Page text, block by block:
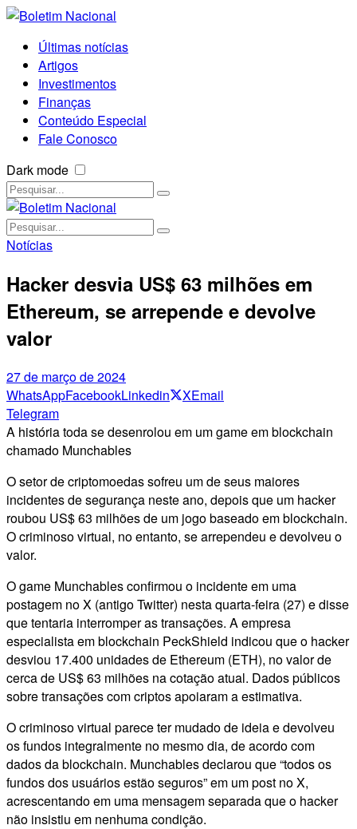
Últimas notícias
Artigos
Investimentos
Finanças
Conteúdo Especial
Fale Conosco
Dark mode
Notícias
Hacker desvia US$ 63 milhões em
Ethereum, se arrepende e devolve
valor
27 de março de 2024
WhatsAppFacebookLinkedin XEmail
Telegram
A história toda se desenrolou em um game em blockchain
chamado Munchables
O setor de criptomoedas sofreu um de seus maiores
incidentes de segurança neste ano, depois que um hacker
roubou US$ 63 milhões de um jogo baseado em blockchain.
O criminoso virtual, no entanto, se arrependeu e devolveu o
valor.
O game Munchables confirmou o incidente em uma
postagem no X (antigo Twitter) nesta quarta-feira (27) e disse
que tentaria interromper as transações. A empresa
especialista em blockchain PeckShield indicou que o hacker
desviou 17.400 unidades de Ethereum (ETH), no valor de
cerca de US$ 63 milhões na cotação atual. Dados públicos
sobre transações com criptos apoiaram a estimativa.
O criminoso virtual parece ter mudado de ideia e devolveu
os fundos integralmente no mesmo dia, de acordo com
dados da blockchain. Munchables declarou que “todos os
fundos dos usuários estão seguros” em um post no X,
acrescentando em uma mensagem separada que o hacker
não insistiu em nenhuma condição.